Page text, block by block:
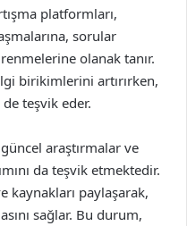
platformları,
sorular
olanak tanır.
birikimlerini artırırken,
teşvik eder.
araştırmalar ve
da teşvik etmektedir.
kaynakları paylaşarak,
sağlar. Bu durum,